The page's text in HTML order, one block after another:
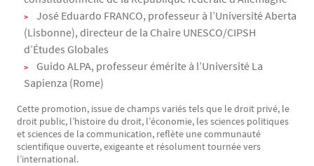
José Eduardo FRANCO, professeur à l’Université Aberta
(Lisbonne), directeur de la Chaire UNESCO/CIPSH
d’Études Globales
Guido ALPA, professeur émérite à l’Université La
Sapienza (Rome)
Cette promotion, issue de champs variés tels que le droit privé, le
droit public, l’histoire du droit, l’économie, les sciences politiques
et sciences de la communication, reflète une communauté
scientifique ouverte, exigeante et résolument tournée vers
l’international.